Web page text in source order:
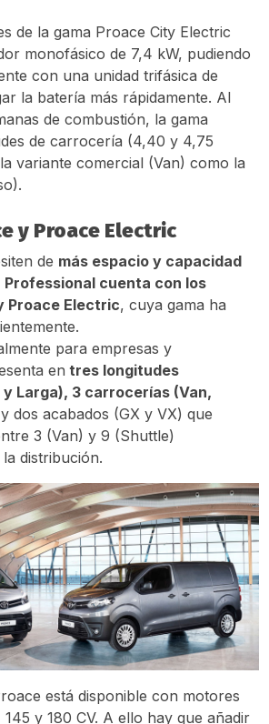
de la gama Proace City Electric
monofásico de 7,4 kW, pudiendo
con una unidad trifásica de
la batería más rápidamente. Al
de combustión, la gama
de carrocería (4,40 y 4,75
variante comercial (Van) como la
y Proace Electric
de más espacio y capacidad
cuenta con los
Proace Electric, cuya gama ha
para empresas y
en tres longitudes
Larga), 3 carrocerías (Van,
y dos acabados (GX y VX) que
3 (Van) y 9 (Shuttle)
distribución.
está disponible con motores
145 y 180 CV. A ello hay que añadir